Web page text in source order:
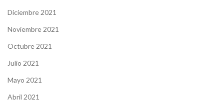
Diciembre 2021
Noviembre 2021
Octubre 2021
Julio 2021
Mayo 2021
Abril 2021